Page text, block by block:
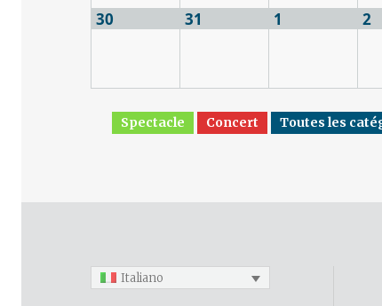
30 31 1 2
Spectacle Concert Toutes les
Italiano